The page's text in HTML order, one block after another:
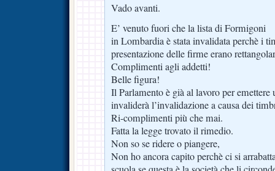
Vado avanti.
E’ venuto fuori che la lista di Formigoni
in Lombardia è stata invalidata perchè i
presentazione delle firme erano
Complimenti agli addetti!
Belle figura!
Il Parlamento è già al lavoro per emettere
invaliderà l’invalidazione a causa dei
Ri-complimenti più che mai.
Fatta la legge trovato il rimedio.
Non so se ridere o piangere,
Non ho ancora capito perchè ci si